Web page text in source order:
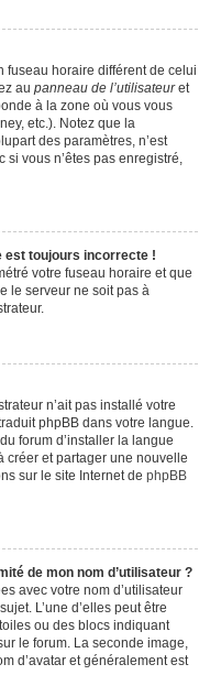
fuseau horaire différent de celui
au panneau de l’utilisateuret
à la zone où vous vous
etc.). Notez que la
des paramètres, n’est
si vous n’êtes pas enregistré,
est toujours incorrecte !
votre fuseau horaire et que
le serveur ne soit pas à
n’ait pas installé votre
phpBB dans votre langue.
forum d’installer la langue
créer et partager une nouvelle
sur le site Internet de phpBB
de mon nom d’utilisateur ?
avec votre nom d’utilisateur
L’une d’elles peut être
ou des blocs indiquant
le forum. La seconde image,
d’avatar et généralement est